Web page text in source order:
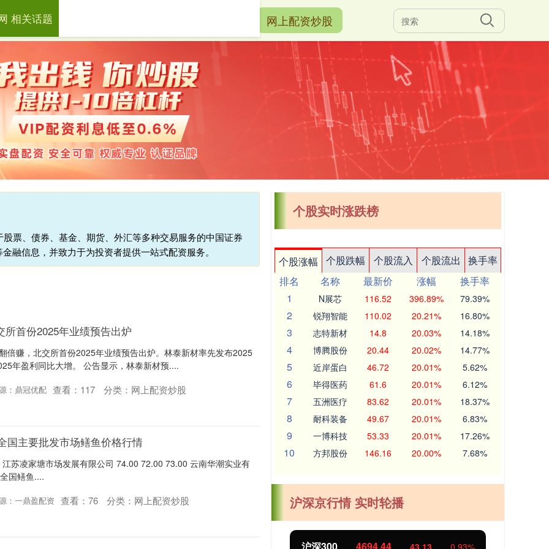
淘配网 网上配资炒股
票、债券、基金、期货、外汇等多种交易服务的中国证券
融信息，并致力于为投资者提供一站式配资服务。
相关话题
首份2025年业绩预告出炉
倍赚，北交所首份2025年业绩预告出炉。林泰新材率先发布2025
年盈利同比大增。 公告显示，林泰新材预....
：鼎冠优配 查看： 117 分类： 网上配资炒股
国主要批发市场鳝鱼价格行情
苏凌家塘市场发展有限公司 74.00 72.00 73.00 云南华潮实业有
国鳝鱼....
：一鼎盈配资 查看： 76 分类： 网上配资炒股
个股实时涨跌榜
个股涨幅 个股跌幅 个股流入 个股流出
换手率
排名
名称 最新价 涨幅
换手率
1
N展芯 116.52 396.89% 79.39%
2 锐翔智能 110.02 20.21% 16.80%
3 志特新材 14.8 20.03% 14.18%
4 博腾股份 20.44 20.02% 14.77%
5 近岸蛋白 46.72 20.01% 5.62%
6 毕得医药 61.6 20.01% 6.12%
7 五洲医疗 83.62 20.01% 18.37%
8 耐科装备 49.67 20.01% 6.83%
9 一博科技 53.33 20.01% 17.26%
10 方邦股份 146.16 20.00% 7.68%
沪深京行情 实时轮播